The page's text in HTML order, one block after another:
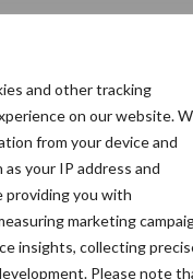
and other tracking
on our website.
from your device and
your IP address and
providing you with
marketing
insights, collecting
Please note
de agenda in de
bleken